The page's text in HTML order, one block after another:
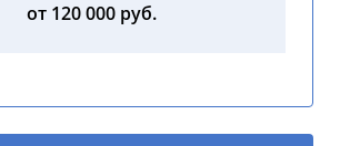
от 120 000 руб.